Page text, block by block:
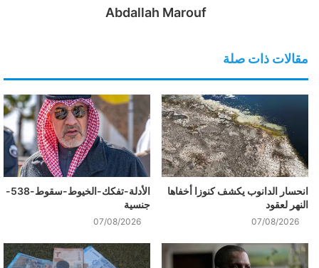
Abdallah Marouf
مقالات ذات صلة
انحسار الدانوب يكشف كنوزا أخفاها
النهر لعقود
07/08/2026
الأدلة-تفكك-الخيوط-سقوط-538-
جنسية
07/08/2026